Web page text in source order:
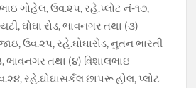
ગોહેલ, ઉવ.૨૫, રહે.પ્લોટ નં-૧૭,
ઘોઘા રોડ, ભાવનગર તથા (૩)
ઉવ.૨૫, રહે.ઘોઘારોડ, નુતન ભારતી
ભાવનગર તથા (૪) વિશાલભાઇ
રહે.ઘોઘાસર્કલ છાપરૂ હોલ, પ્લોટ